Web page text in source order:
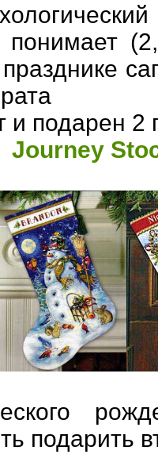
понимает
подарен 2
Journey
подарить